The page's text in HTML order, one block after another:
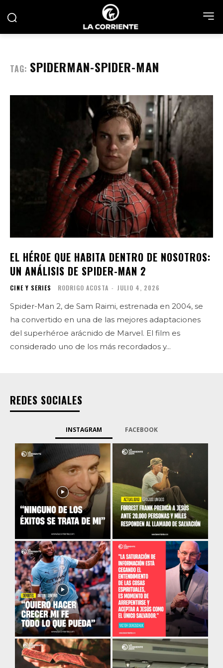
TAG: SPIDERMAN-SPIDER-MAN
EL HÉROE QUE HABITA DENTRO DE NOSOTROS:
UN ANÁLISIS DE SPIDER-MAN 2
CINE Y SERIES RODRIGO ACOSTA - JULIO 4, 2026
Spider-Man 2, de Sam Raimi, estrenada en 2004, se
ha convertido en una de las mejores adaptaciones
del superhéroe arácnido de Marvel. El film es
considerado uno de los más recordados y...
REDES SOCIALES
INSTAGRAM FACEBOOK